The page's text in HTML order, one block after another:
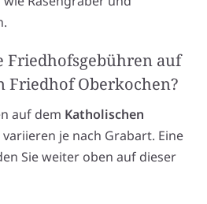
Friedhofsgebühren auf
Friedhof Oberkochen?
auf dem Katholischen
variieren je nach Grabart. Eine
Sie weiter oben auf dieser